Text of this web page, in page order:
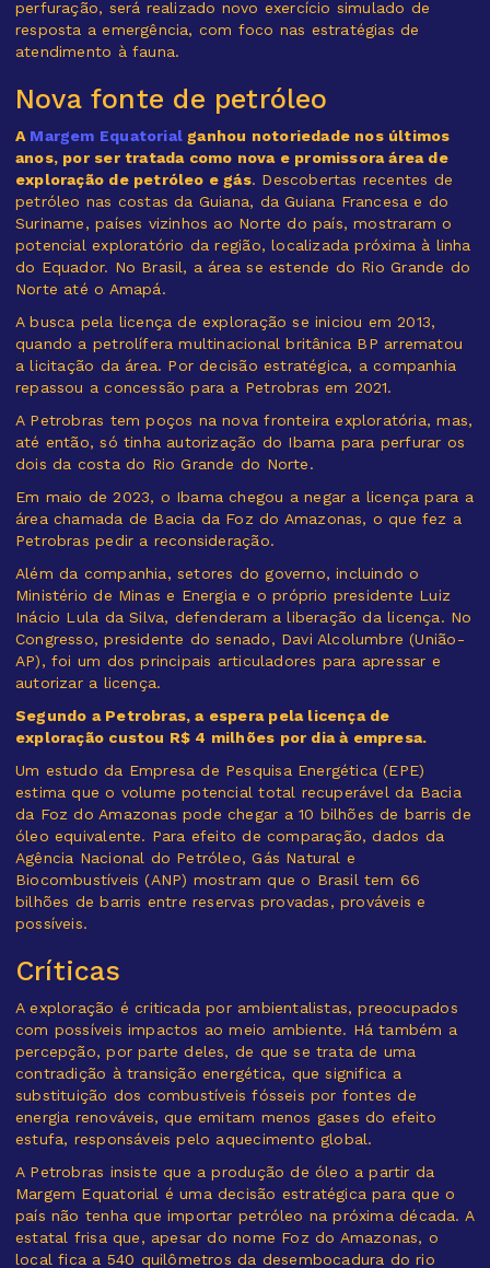
perfuração, será realizado novo exercício simulado de
resposta a emergência, com foco nas estratégias de
atendimento à fauna.
Nova fonte de petróleo
A Margem Equatorial ganhou notoriedade nos últimos
anos, por ser tratada como nova e promissora área de
exploração de petróleo e gás. Descobertas recentes de
petróleo nas costas da Guiana, da Guiana Francesa e do
Suriname, países vizinhos ao Norte do país, mostraram o
potencial exploratório da região, localizada próxima à linha
do Equador. No Brasil, a área se estende do Rio Grande do
Norte até o Amapá.
A busca pela licença de exploração se iniciou em 2013,
quando a petrolífera multinacional britânica BP arrematou
a licitação da área. Por decisão estratégica, a companhia
repassou a concessão para a Petrobras em 2021.
A Petrobras tem poços na nova fronteira exploratória, mas,
até então, só tinha autorização do Ibama para perfurar os
dois da costa do Rio Grande do Norte.
Em maio de 2023, o Ibama chegou a negar a licença para a
área chamada de Bacia da Foz do Amazonas, o que fez a
Petrobras pedir a reconsideração.
Além da companhia, setores do governo, incluindo o
Ministério de Minas e Energia e o próprio presidente Luiz
Inácio Lula da Silva, defenderam a liberação da licença. No
Congresso, presidente do senado, Davi Alcolumbre (União-
AP), foi um dos principais articuladores para apressar e
autorizar a licença.
Segundo a Petrobras, a espera pela licença de
exploração custou R$ 4 milhões por dia à empresa.
Um estudo da Empresa de Pesquisa Energética (EPE)
estima que o volume potencial total recuperável da Bacia
da Foz do Amazonas pode chegar a 10 bilhões de barris de
óleo equivalente. Para efeito de comparação, dados da
Agência Nacional do Petróleo, Gás Natural e
Biocombustíveis (ANP) mostram que o Brasil tem 66
bilhões de barris entre reservas provadas, prováveis e
possíveis.
Críticas
A exploração é criticada por ambientalistas, preocupados
com possíveis impactos ao meio ambiente. Há também a
percepção, por parte deles, de que se trata de uma
contradição à transição energética, que significa a
substituição dos combustíveis fósseis por fontes de
energia renováveis, que emitam menos gases do efeito
estufa, responsáveis pelo aquecimento global.
A Petrobras insiste que a produção de óleo a partir da
Margem Equatorial é uma decisão estratégica para que o
país não tenha que importar petróleo na próxima década. A
estatal frisa que, apesar do nome Foz do Amazonas, o
local fica a 540 quilômetros da desembocadura do rio